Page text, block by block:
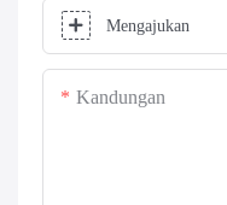
Mengajukan
Kandungan